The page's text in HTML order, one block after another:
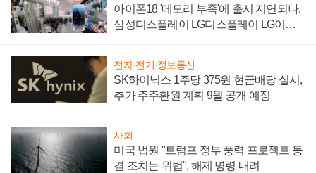
아이폰18 '메모리 부족'에 출시 지연되나,
삼성디스플레이 LG디스플레이 LG이노
전자·전기·정보통신
SK하이닉스 1주당 375원 현금배당 실시,
추가 주주환원 계획 9월 공개 예정
사회
미국 법원 "트럼프 정부 풍력 프로젝트 동
결 조치는 위법", 해제 명령 내려